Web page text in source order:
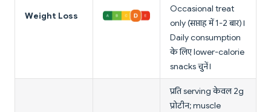
Weight Loss
Occasional treat
only (सप्ताह में 1-2 बार)।
Daily consumption
के लिए lower-calorie
snacks चुनें।
प्रति serving केवल 2g
प्रोटीन; muscle